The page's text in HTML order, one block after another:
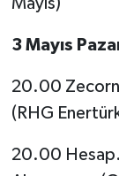
Mayıs)
3 Mayıs
20.00
(RHG
20.00
Yaşam